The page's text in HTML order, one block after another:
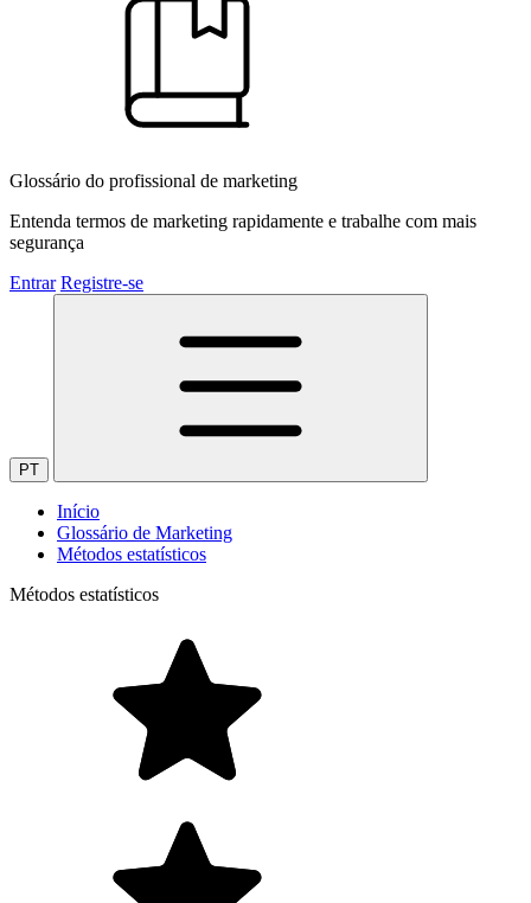
Glossário do profissional de marketing
Entenda termos de marketing rapidamente e trabalhe com mais
segurança
Entrar Registre-se
PT
Início
Glossário de Marketing
Métodos estatísticos
Métodos estatísticos